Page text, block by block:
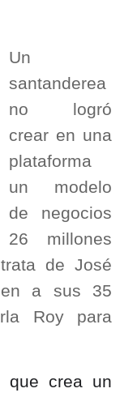
Un
santanderea
no logró
crear en una
plataforma
un modelo
de negocios
millones
de José
a sus 35
Roy para
que crea un